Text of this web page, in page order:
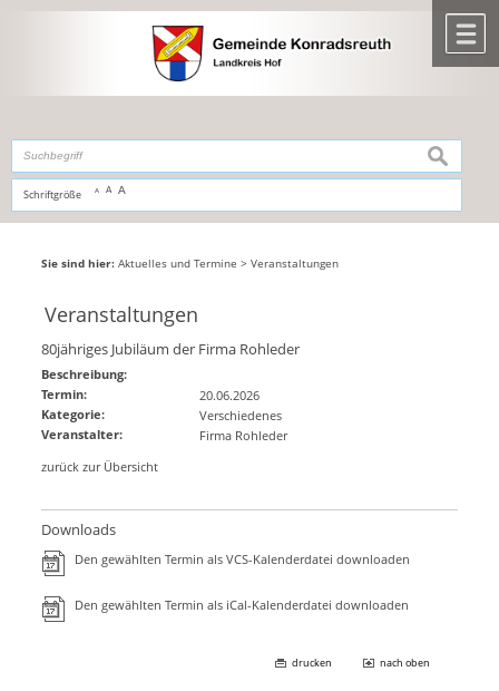
,zur Navigationoderzur Startseitespringen.
Schriftgröße A A A
suchen
Sie sind hier: Aktuelles und Termine > Veranstaltungen
Veranstaltungen
80jähriges Jubiläum der Firma Rohleder
Beschreibung:
Termin:
20.06.2026
Kategorie:
Verschiedenes
Veranstalter:
Firma Rohleder
zurück zur Übersicht
Downloads
Den gewählten Termin als VCS-Kalenderdatei downloaden
Den gewählten Termin als iCal-Kalenderdatei downloaden
drucken nach oben